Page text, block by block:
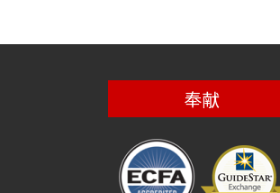
奉献